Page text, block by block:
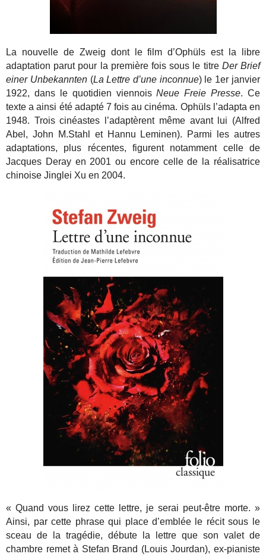
La nouvelle de Zweig dont le film d’Ophüls est la libre
adaptation parut pour la première fois sous le titre Der Brief
einer Unbekannten(La Lettre d’une inconnue) le 1er janvier
1922, dans le quotidien viennoisNeue Freie Presse. Ce
texte a ainsi été adapté 7 fois au cinéma. Ophüls l’adapta en
1948. Trois cinéastes l’adaptèrent même avant lui (Alfred
Abel, John M.Stahl et Hannu Leminen). Parmi les autres
adaptations, plus récentes, figurent notamment celle de
Jacques Deray en 2001 ou encore celle de la réalisatrice
chinoise Jinglei Xu en 2004.
« Quand vous lirez cette lettre, je serai peut-être morte. »
Ainsi, par cette phrase qui place d’emblée le récit sous le
sceau de la tragédie, débute la lettre que son valet de
chambre remet à Stefan Brand (Louis Jourdan), ex-pianiste